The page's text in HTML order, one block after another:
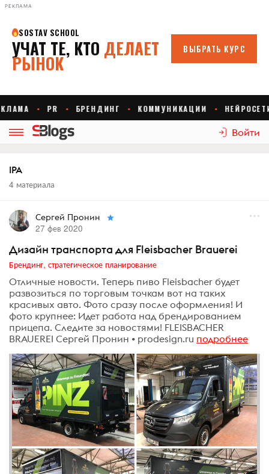
РЕКЛАМА
Войти
IPA
4 материала
Сергей Пронин
27 фев 2020
Дизайн транспорта для Fleisbacher Brauerei
Брендинг, стратегическое планирование
Отличные новости. Теперь пиво Fleisbacher будет
развозиться по торговым точкам вот на таких
красивых авто. Фото сразу после оформления! И
фото крупнее: Идет работа над брендированием
прицепа. Следите за новостями! FLEISBACHER
BRAUEREI Сергей Пронин • prodesign.ru подробнее